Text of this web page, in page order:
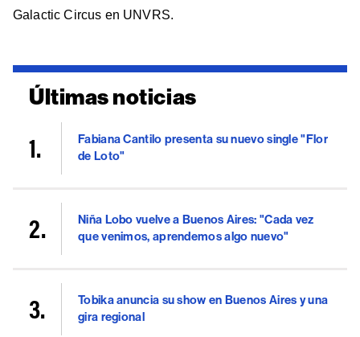
Galactic Circus en UNVRS.
Últimas noticias
Fabiana Cantilo presenta su nuevo single "Flor
de Loto"
Niña Lobo vuelve a Buenos Aires: "Cada vez
que venimos, aprendemos algo nuevo"
Tobika anuncia su show en Buenos Aires y una
gira regional